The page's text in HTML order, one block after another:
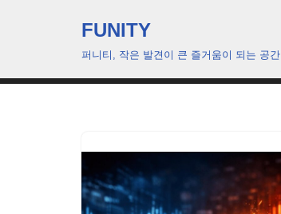
츠
FUNITY
퍼니티, 작은 발견이 큰 즐거움이 되는 공간